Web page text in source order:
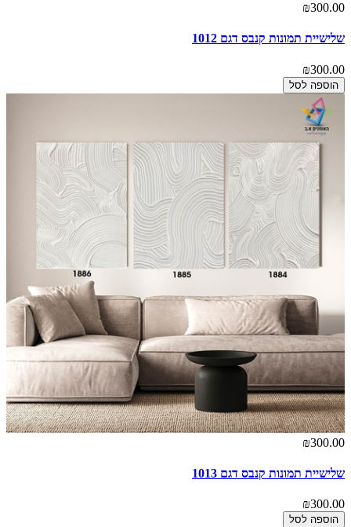
₪300.00
שלישיית תמונות קנבס דגם 1012
₪300.00
הוספה לסל
₪300.00
שלישיית תמונות קנבס דגם 1013
₪300.00
הוספה לסל